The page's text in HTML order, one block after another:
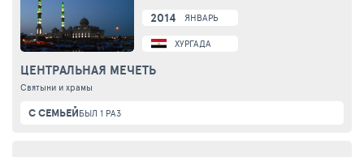
2014 ЯНВАРЬ
ХУРГАДА
ЦЕНТРАЛЬНАЯ МЕЧЕТЬ
Святыни и храмы
С СЕМЬЕЙБЫЛ 1 РАЗ